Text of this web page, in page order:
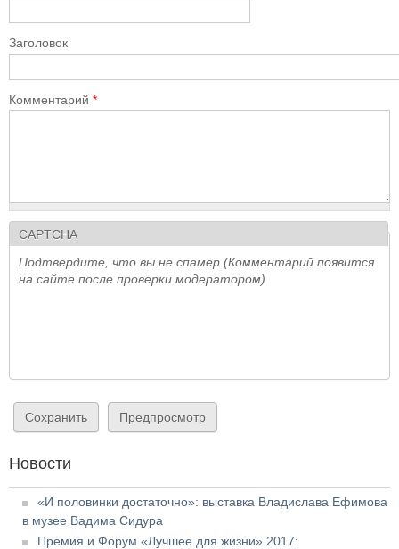
Заголовок
Комментарий *
CAPTCHA
Подтвердите, что вы не спамер (Комментарий появится
на сайте после проверки модератором)
Новости
«И половинки достаточно»: выставка Владислава Ефимова
в музее Вадима Сидура
Премия и Форум «Лучшее для жизни» 2017: